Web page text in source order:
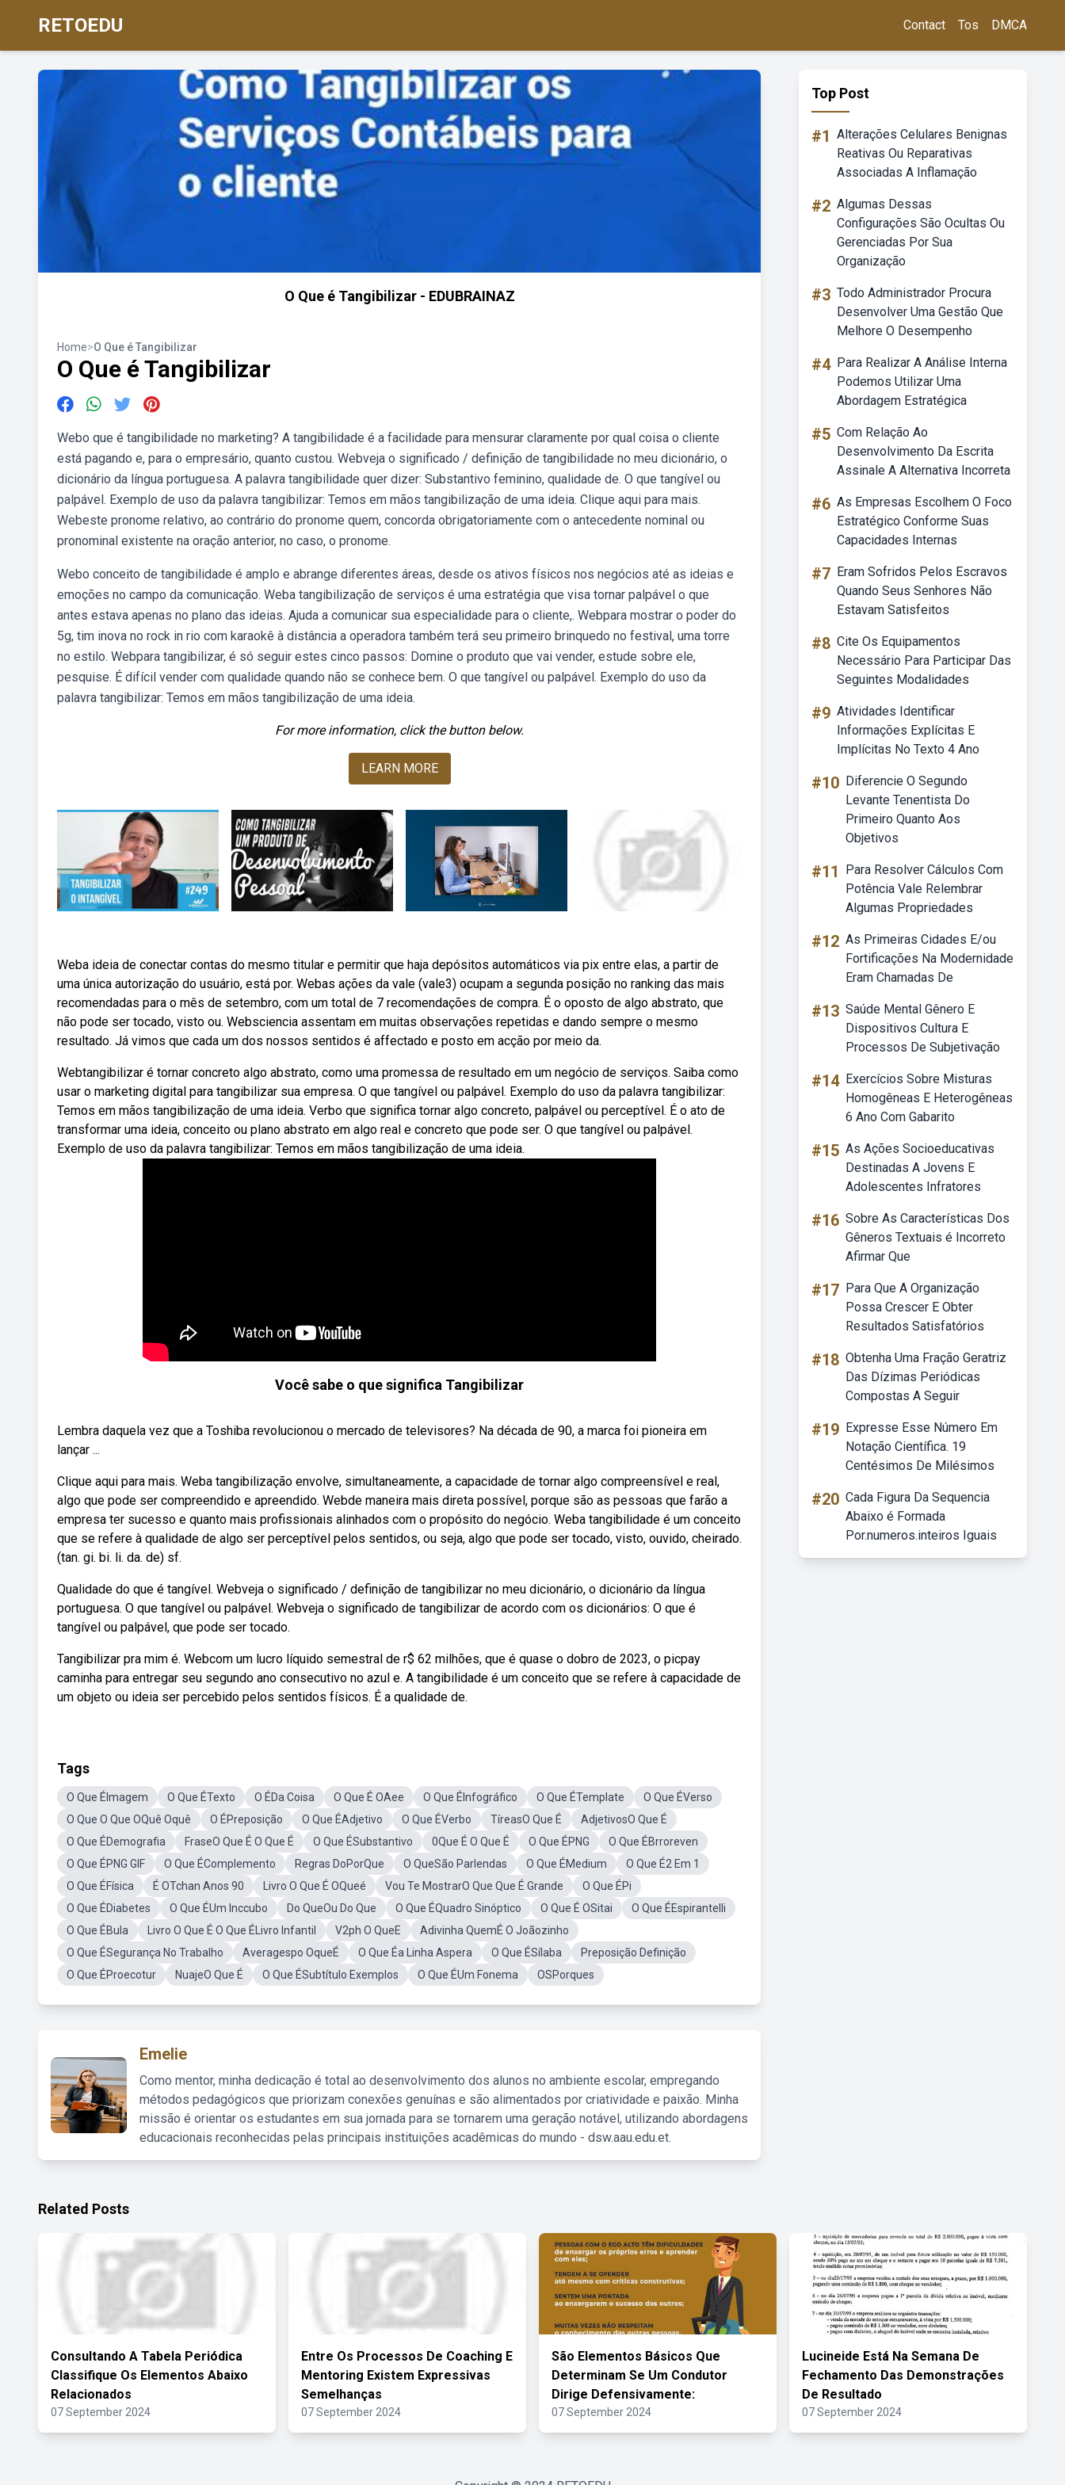
RETOEDU Contact Tos DMCA
O Que é Tangibilizar - EDUBRAINAZ
Home>O Que é Tangibilizar
O Que é Tangibilizar
Webo que é tangibilidade no marketing? A tangibilidade é a facilidade para mensurar claramente por qual coisa o cliente
está pagando e, para o empresário, quanto custou. Webveja o significado / definição de tangibilidade no meu dicionário, o
dicionário da língua portuguesa. A palavra tangibilidade quer dizer: Substantivo feminino, qualidade de. O que tangível ou
palpável. Exemplo de uso da palavra tangibilizar: Temos em mãos tangibilização de uma ideia. Clique aqui para mais.
Webeste pronome relativo, ao contrário do pronome quem, concorda obrigatoriamente com o antecedente nominal ou
pronominal existente na oração anterior, no caso, o pronome.
Webo conceito de tangibilidade é amplo e abrange diferentes áreas, desde os ativos físicos nos negócios até as ideias e
emoções no campo da comunicação. Weba tangibilização de serviços é uma estratégia que visa tornar palpável o que
antes estava apenas no plano das ideias. Ajuda a comunicar sua especialidade para o cliente,. Webpara mostrar o poder do
5g, tim inova no rock in rio com karaokê à distância a operadora também terá seu primeiro brinquedo no festival, uma torre
no estilo. Webpara tangibilizar, é só seguir estes cinco passos: Domine o produto que vai vender, estude sobre ele,
pesquise. É difícil vender com qualidade quando não se conhece bem. O que tangível ou palpável. Exemplo do uso da
palavra tangibilizar: Temos em mãos tangibilização de uma ideia.
For more information, click the button below.
LEARN MORE
Weba ideia de conectar contas do mesmo titular e permitir que haja depósitos automáticos via pix entre elas, a partir de
uma única autorização do usuário, está por. Webas ações da vale (vale3) ocupam a segunda posição no ranking das mais
recomendadas para o mês de setembro, com um total de 7 recomendações de compra. É o oposto de algo abstrato, que
não pode ser tocado, visto ou. Websciencia assentam em muitas observações repetidas e dando sempre o mesmo
resultado. Já vimos que cada um dos nossos sentidos é affectado e posto em acção por meio da.
Webtangibilizar é tornar concreto algo abstrato, como uma promessa de resultado em um negócio de serviços. Saiba como
usar o marketing digital para tangibilizar sua empresa. O que tangível ou palpável. Exemplo do uso da palavra tangibilizar:
Temos em mãos tangibilização de uma ideia. Verbo que significa tornar algo concreto, palpável ou perceptível. É o ato de
transformar uma ideia, conceito ou plano abstrato em algo real e concreto que pode ser. O que tangível ou palpável.
Exemplo de uso da palavra tangibilizar: Temos em mãos tangibilização de uma ideia.
Você sabe o que significa Tangibilizar
Lembra daquela vez que a Toshiba revolucionou o mercado de televisores? Na década de 90, a marca foi pioneira em
lançar ...
Clique aqui para mais. Weba tangibilização envolve, simultaneamente, a capacidade de tornar algo compreensível e real,
algo que pode ser compreendido e apreendido. Webde maneira mais direta possível, porque são as pessoas que farão a
empresa ter sucesso e quanto mais profissionais alinhados com o propósito do negócio. Weba tangibilidade é um conceito
que se refere à qualidade de algo ser perceptível pelos sentidos, ou seja, algo que pode ser tocado, visto, ouvido, cheirado.
(tan. gi. bi. li. da. de) sf.
Qualidade do que é tangível. Webveja o significado / definição de tangibilizar no meu dicionário, o dicionário da língua
portuguesa. O que tangível ou palpável. Webveja o significado de tangibilizar de acordo com os dicionários: O que é
tangível ou palpável, que pode ser tocado.
Tangibilizar pra mim é. Webcom um lucro líquido semestral de r$ 62 milhões, que é quase o dobro de 2023, o picpay
caminha para entregar seu segundo ano consecutivo no azul e. A tangibilidade é um conceito que se refere à capacidade de
um objeto ou ideia ser percebido pelos sentidos físicos. É a qualidade de.
Tags
O Que ÉImagem O Que ÉTexto O ÉDa Coisa O Que É OAee O Que ÉInfográfico O Que ÉTemplate
O Que ÉVerso
O Que O Que OQuê Oquê
O ÉPreposição O Que ÉAdjetivo O Que ÉVerbo TíreasO Que É
AdjetivosO Que É
O Que ÉDemografia
FraseO Que É O Que É O Que ÉSubstantivo 0Que É O Que É O Que ÉPNG
O Que ÉBrroreven
O Que ÉPNG GIF
O Que ÉComplemento Regras DoPorQue O QueSão Parlendas O Que ÉMedium
O Que É2 Em 1
O Que ÉFísica
É OTchan Anos 90 Livro O Que É OQueé Vou Te MostrarO Que Que É Grande
O Que ÉPi
O Que ÉDiabetes
O Que ÉUm Inccubo Do QueOu Do Que O Que ÉQuadro Sinóptico O Que É OSitai
O Que ÉEspirantelli
O Que ÉBula
Livro O Que É O Que ÉLivro Infantil V2ph O QueE
Adivinha QuemÉ O Joãozinho
O Que ÉSegurança No Trabalho
Averagespo OqueÉ O Que Éa Linha Aspera O Que ÉSílaba
Preposição Definição
O Que ÉProecotur
NuajeO Que É O Que ÉSubtítulo Exemplos O Que ÉUm Fonema OSPorques
Emelie
Como mentor, minha dedicação é total ao desenvolvimento dos alunos no ambiente escolar, empregando
métodos pedagógicos que priorizam conexões genuínas e são alimentados por criatividade e paixão. Minha
missão é orientar os estudantes em sua jornada para se tornarem uma geração notável, utilizando abordagens
educacionais reconhecidas pelas principais instituições acadêmicas do mundo - dsw.aau.edu.et.
Top Post
#1 Alterações Celulares Benignas
Reativas Ou Reparativas
Associadas A Inflamação
#2 Algumas Dessas
Configurações São Ocultas Ou
Gerenciadas Por Sua
Organização
#3 Todo Administrador Procura
Desenvolver Uma Gestão Que
Melhore O Desempenho
#4 Para Realizar A Análise Interna
Podemos Utilizar Uma
Abordagem Estratégica
#5 Com Relação Ao
Desenvolvimento Da Escrita
Assinale A Alternativa Incorreta
#6 As Empresas Escolhem O Foco
Estratégico Conforme Suas
Capacidades Internas
#7 Eram Sofridos Pelos Escravos
Quando Seus Senhores Não
Estavam Satisfeitos
#8 Cite Os Equipamentos
Necessário Para Participar Das
Seguintes Modalidades
#9 Atividades Identificar
Informações Explícitas E
Implícitas No Texto 4 Ano
#10 Diferencie O Segundo
Levante Tenentista Do
Primeiro Quanto Aos
Objetivos
#11
Para Resolver Cálculos Com
Potência Vale Relembrar
Algumas Propriedades
#12 As Primeiras Cidades E/ou
Fortificações Na Modernidade
Eram Chamadas De
#13 Saúde Mental Gênero E
Dispositivos Cultura E
Processos De Subjetivação
#14 Exercícios Sobre Misturas
Homogêneas E Heterogêneas
6 Ano Com Gabarito
#15 As Ações Socioeducativas
Destinadas A Jovens E
Adolescentes Infratores
#16 Sobre As Características Dos
Gêneros Textuais é Incorreto
Afirmar Que
#17 Para Que A Organização
Possa Crescer E Obter
Resultados Satisfatórios
#18 Obtenha Uma Fração Geratriz
Das Dízimas Periódicas
Compostas A Seguir
#19 Expresse Esse Número Em
Notação Científica. 19
Centésimos De Milésimos
#20 Cada Figura Da Sequencia
Abaixo é Formada
Por.numeros.inteiros Iguais
Related Posts
Consultando A Tabela Periódica
Classifique Os Elementos Abaixo
Relacionados
07 September 2024
Entre Os Processos De Coaching E
Mentoring Existem Expressivas
Semelhanças
07 September 2024
São Elementos Básicos Que
Determinam Se Um Condutor
Dirige Defensivamente:
07 September 2024
Lucineide Está Na Semana De
Fechamento Das Demonstrações
De Resultado
07 September 2024